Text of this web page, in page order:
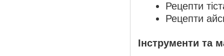
Рецепти
Рецепти
Інструменти та